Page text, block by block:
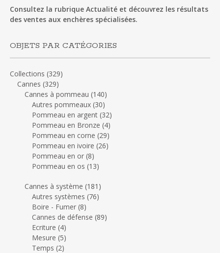
Consultez la rubrique Actualité et découvrez les résultats
des ventes aux enchères spécialisées.
OBJETS PAR CATÉGORIES
Collections (329)
Cannes (329)
Cannes à pommeau (140)
Autres pommeaux (30)
Pommeau en argent (32)
Pommeau en Bronze (4)
Pommeau en corne (29)
Pommeau en ivoire (26)
Pommeau en or (8)
Pommeau en os (13)
Cannes à système (181)
Autres systèmes (76)
Boire - Fumer (8)
Cannes de défense (89)
Ecriture (4)
Mesure (5)
Temps (2)